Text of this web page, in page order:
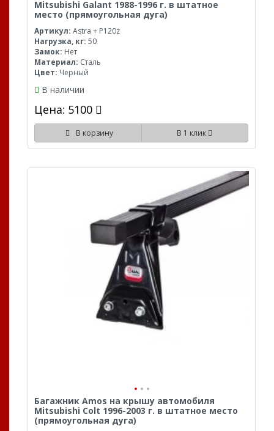
Mitsubishi Galant 1988-1996 г. в штатное
место (прямоугольная дуга)
Артикул: Astra + P120z
Нагрузка, кг: 50
Замок: Нет
Материал: Сталь
Цвет: Черный
В наличии
Цена: 5100
В корзину В 1 клик
Багажник Amos на крышу автомобиля
Mitsubishi Colt 1996-2003 г. в штатное место
(прямоугольная дуга)